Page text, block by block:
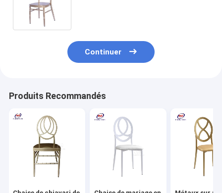
Continuer
Produits Recommandés